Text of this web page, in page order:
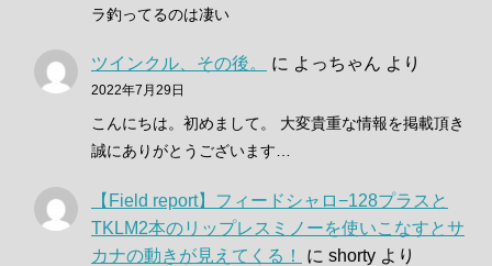
ラ釣ってるのは凄い
ツインクル、その後。 に よっちゃん より
2022年7月29日
こんにちは。初めまして。 大変貴重な情報を掲載頂き
誠にありがとうございます…
【Field report】フィードシャロ−128プラスと
TKLM2本のリップレスミノーを使いこなすとサ
カナの動きが見えてくる！
に shorty より